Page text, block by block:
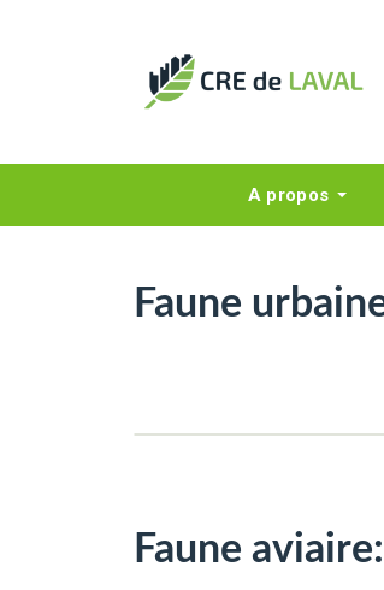
A propos
Faune
Faune